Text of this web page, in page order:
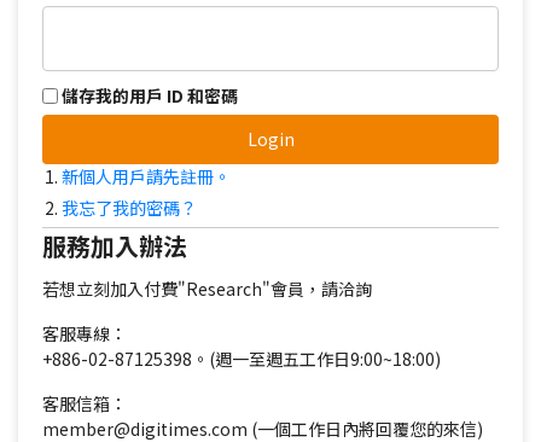
儲存我的用戶 ID 和密碼
Login
新個人用戶請先註冊。
我忘了我的密碼？
服務加入辦法
若想立刻加入付費"Research"會員，請洽詢
客服專線：
+886-02-87125398。(週一至週五工作日9:00~18:00)
客服信箱：
member@digitimes.com (一個工作日內將回覆您的來信)